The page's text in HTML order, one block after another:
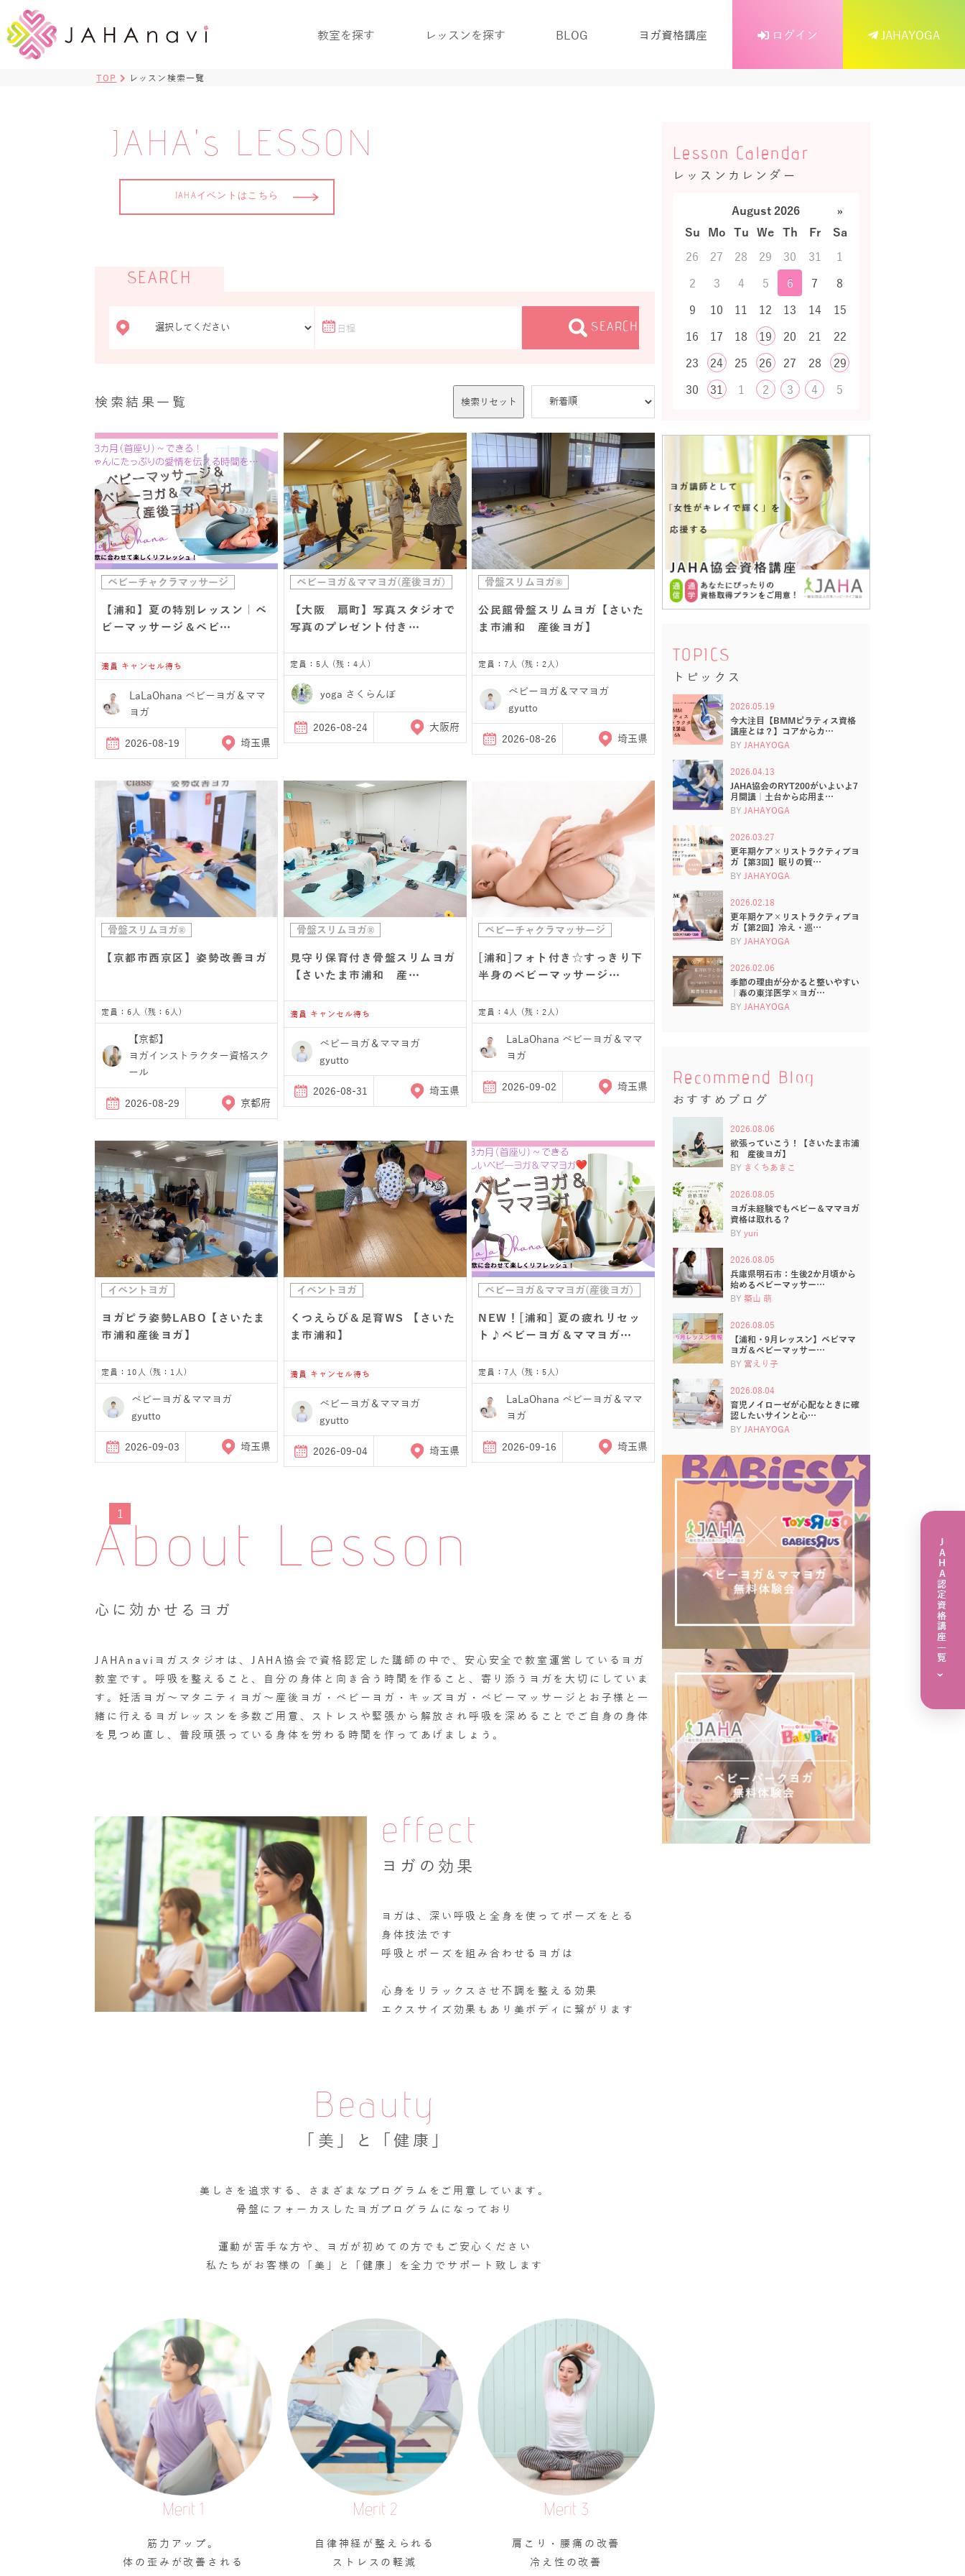
教室を探す レッスンを探す BLOG ヨガ資格講座 ログイン JAHAYOGA
TOP レッスン検索一覧
JAHA's LESSON
JAHAイベントはこちら
SEARCH
SEARCH
検索結果一覧 検索リセット
ベビーチャクラマッサージ
【浦和】夏の特別レッスン｜ベ
ビーマッサージ＆ベビ…
満員 キャンセル待ち
LaLaOhana ベビーヨガ＆ママ
ヨガ
2026-08-19 埼玉県
ベビーヨガ＆ママヨガ(産後ヨガ)
【大阪 扇町】写真スタジオで
写真のプレゼント付き…
定員：5人 (残：4人)
yoga さくらんぼ
2026-08-24 大阪府
骨盤スリムヨガ®
公民館骨盤スリムヨガ【さいた
ま市浦和 産後ヨガ】
定員：7人 (残：2人)
ベビーヨガ＆ママヨガ
gyutto
2026-08-26 埼玉県
骨盤スリムヨガ®
【京都市西京区】姿勢改善ヨガ
定員：6人 (残：6人)
【京都】
ヨガインストラクター資格スク
ール
2026-08-29 京都府
骨盤スリムヨガ®
見守り保育付き骨盤スリムヨガ
【さいたま市浦和 産…
満員 キャンセル待ち
ベビーヨガ＆ママヨガ
gyutto
2026-08-31 埼玉県
ベビーチャクラマッサージ
[浦和]フォト付き☆すっきり下
半身のベビーマッサージ…
定員：4人 (残：2人)
LaLaOhana ベビーヨガ＆ママ
ヨガ
2026-09-02 埼玉県
イベントヨガ
ヨガピラ姿勢LABO【さいたま
市浦和産後ヨガ】
定員：10人 (残：1人)
ベビーヨガ＆ママヨガ
gyutto
2026-09-03 埼玉県
イベントヨガ
くつえらび＆足育WS 【さいた
ま市浦和】
満員 キャンセル待ち
ベビーヨガ＆ママヨガ
gyutto
2026-09-04 埼玉県
ベビーヨガ＆ママヨガ(産後ヨガ)
NEW！[浦和] 夏の疲れリセッ
ト♪ベビーヨガ＆ママヨガ…
定員：7人 (残：5人)
LaLaOhana ベビーヨガ＆ママ
ヨガ
2026-09-16 埼玉県
1
About Lesson
心に効かせるヨガ
JAHAnaviヨガスタジオは、JAHA協会で資格認定した講師の中で、安心安全で教室運営しているヨガ
教室です。呼吸を整えること、自分の身体と向き合う時間を作ること、寄り添うヨガを大切にしていま
す。妊活ヨガ～マタニティヨガ～産後ヨガ・ベビーヨガ・キッズヨガ・ベビーマッサージとお子様と一
緒に行えるヨガレッスンを多数ご用意、ストレスや緊張から解放され呼吸を深めることでご自身の身体
を見つめ直し、普段頑張っている身体を労わる時間を作ってあげましょう。
effect
ヨガの効果
ヨガは、深い呼吸と全身を使ってポーズをとる
身体技法です
呼吸とポーズを組み合わせるヨガは
心身をリラックスさせ不調を整える効果
エクスサイズ効果もあり美ボディに繋がります
Beauty
「美」と「健康」
美しさを追求する、さまざまなプログラムをご用意しています。
骨盤にフォーカスしたヨガプログラムになっており
運動が苦手な方や、ヨガが初めての方でもご安心ください
私たちがお客様の「美」と「健康」を全力でサポート致します
Merit 1
筋力アップ。
体の歪みが改善される
Merit 2
自律神経が整えられる
ストレスの軽減
Merit 3
肩こり・腰痛の改善
冷え性の改善
Lesson Calendar
レッスンカレンダー
August 2026
»
Su
Mo Tu We Th Fr
Sa
26
27 28 29 30 31
1
2
3 4 5 6 7
8
9
10 11 12 13 14
15
16
17 18 19 20 21
22
23
24 25 26 27 28
29
30
31 1 2 3 4 5
TOPICS
トピックス
2026.05.19
今大注目【BMMピラティス資格
講座とは？】コアからカ…
BY JAHAYOGA
2026.04.13
JAHA協会のRYT200がいよいよ7
月開講｜土台から応用ま…
BY JAHAYOGA
2026.03.27
更年期ケア×リストラクティブヨ
ガ【第3回】眠りの質…
BY JAHAYOGA
2026.02.18
更年期ケア×リストラクティブヨ
ガ【第2回】冷え・巡…
BY JAHAYOGA
2026.02.06
季節の理由が分かると整いやすい
｜春の東洋医学×ヨガ…
BY JAHAYOGA
Recommend Blog
おすすめブログ
2026.08.06
欲張っていこう！【さいたま市浦
和 産後ヨガ】
BY きくちあきこ
2026.08.05
ヨガ未経験でもベビー＆ママヨガ
資格は取れる？
BY yuri
2026.08.05
兵庫県明石市：生後2か月頃から
始めるベビーマッサー…
BY 築山 萌
2026.08.05
【浦和・9月レッスン】ベビママ
ヨガ＆ベビーマッサー…
BY 宮えり子
2026.08.04
育児ノイローゼが心配なときに確
認したいサインと心…
BY JAHAYOGA
JAHA認定資格講座一覧
›